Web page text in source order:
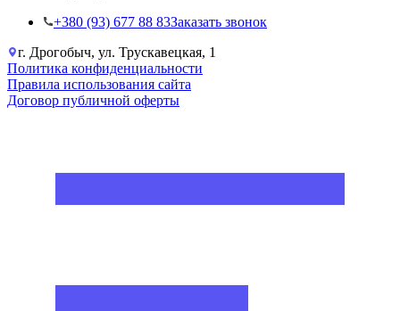
+38‎0 (93) 677 88 83Заказать звонок
г. Дрогобыч, ул. Трускавецкая, 1
Политика конфиденциальности
Правила использования сайта
Договор публичной оферты